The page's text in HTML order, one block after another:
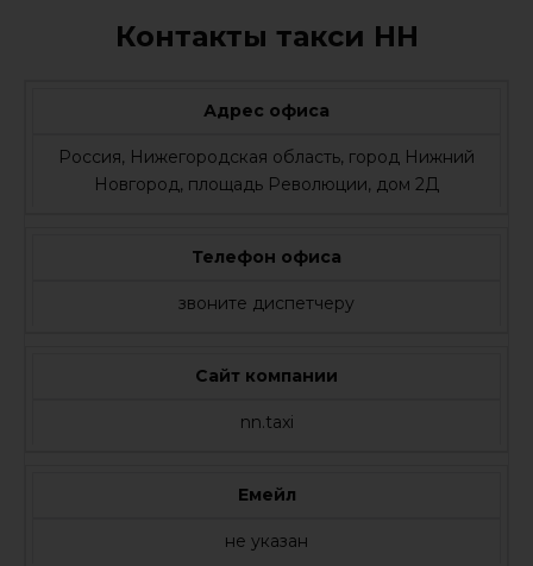
Контакты такси НН
Адрес офиса
Россия, Нижегородская область, город Нижний
Новгород, площадь Революции, дом 2Д
Телефон офиса
звоните диспетчеру
Сайт компании
nn.taxi
Емейл
не указан